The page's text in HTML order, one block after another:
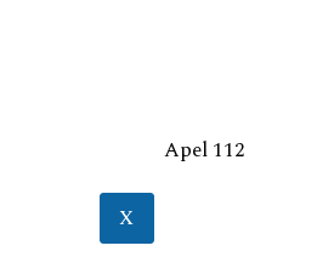
Apel 112
X